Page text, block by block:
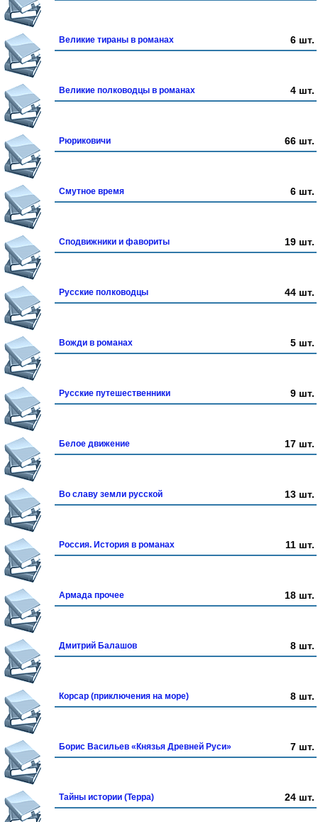
Великие тираны в романах 6 шт.
Великие полководцы в романах 4 шт.
Рюриковичи 66 шт.
Смутное время 6 шт.
Сподвижники и фавориты 19 шт.
Русские полководцы 44 шт.
Вожди в романах 5 шт.
Русские путешественники 9 шт.
Белое движение 17 шт.
Во славу земли русской 13 шт.
Россия. История в романах 11 шт.
Армада прочее 18 шт.
Дмитрий Балашов 8 шт.
Корсар (приключения на море) 8 шт.
Борис Васильев «Князья Древней Руси» 7 шт.
Тайны истории (Терра) 24 шт.